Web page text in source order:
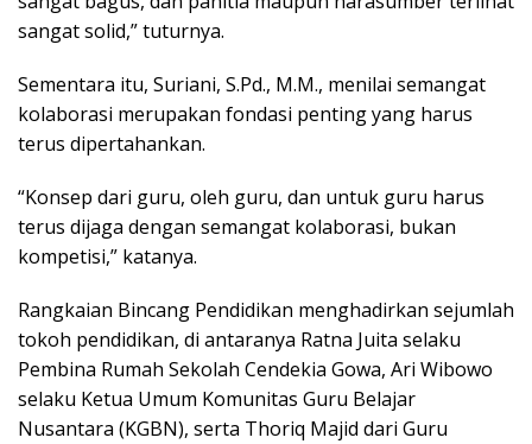
sangat solid,” tuturnya.
Sementara itu, Suriani, S.Pd., M.M., menilai semangat
kolaborasi merupakan fondasi penting yang harus
terus dipertahankan.
“Konsep dari guru, oleh guru, dan untuk guru harus
terus dijaga dengan semangat kolaborasi, bukan
kompetisi,” katanya.
Rangkaian Bincang Pendidikan menghadirkan sejumlah
tokoh pendidikan, di antaranya Ratna Juita selaku
Pembina Rumah Sekolah Cendekia Gowa, Ari Wibowo
selaku Ketua Umum Komunitas Guru Belajar
Nusantara (KGBN), serta Thoriq Majid dari Guru